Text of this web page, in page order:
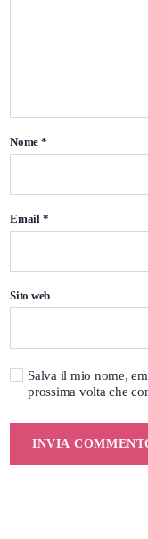
Nome *
Email *
Sito web
Salva il mio nome,
prossima volta che